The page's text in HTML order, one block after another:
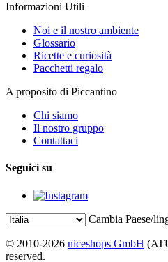
Informazioni Utili
Noi e il nostro ambiente
Glossario
Ricette e curiosità
Pacchetti regalo
A proposito di Piccantino
Chi siamo
Il nostro gruppo
Contattaci
Seguici su
Cambia Paese/
© 2010-2026 niceshops GmbH
reserved.